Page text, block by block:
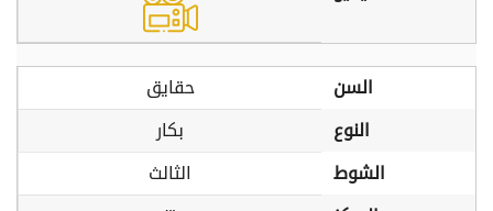
السن
حقايق
النوع
بكار
الشوط
الثالث